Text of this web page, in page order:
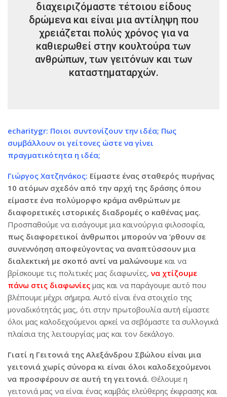
διαχειριζόμαστε τέτοιου είδους
δρώμενα και είναι μια αντίληψη που
χρειάζεται πολύς χρόνος για να
καθιερωθεί στην κουλτούρα των
ανθρώπων, των γειτόνων και των
καταστηματαρχών.
echaritygr: Ποιοι συντονίζουν την ιδέα; Πως
συμβάλλουν οι γείτονες ώστε να γίνει
πραγματικότητα η ιδέα;
Γιώργος Χατζηνάκος: Είμαστε ένας σταθερός πυρήνας
10 ατόμων σχεδόν από την αρχή της δράσης όπου
είμαστε ένα πολύμορφο κράμα ανθρώπων με
διαφορετικές ιστορικές διαδρομές ο καθένας μας.
Προσπαθούμε να εισάγουμε μια καινούργια φιλοσοφία,
πως διαφορετικοί άνθρωποι μπορούν να ‘ρθουν σε
συνεννόηση αποφεύγοντας να αναπτύσσουν μια
διαλεκτική με σκοπό αντί να μαλώνουμε και να
βρίσκουμε τις πολιτικές μας διαφωνίες, να χτίζουμε
πάνω στις διαφωνίες μας και να παράγουμε αυτό που
βλέπουμε μέχρι σήμερα. Αυτό είναι ένα στοιχείο της
μοναδικότητάς μας, ότι στην πρωτοβουλία αυτή είμαστε
όλοι μας καλοδεχούμενοι αρκεί να σεβόμαστε τα συλλογικά
πλαίσια της λειτουργίας μας και τον δεκάλογο.
Γιατί η Γειτονιά της Αλεξάνδρου Σβώλου είναι μια
γειτονιά χωρίς σύνορα κι είναι όλοι καλοδεχούμενοι
να προσφέρουν σε αυτή τη γειτονιά. Θέλουμε η
γειτονιά μας να είναι ένας καμβάς ελεύθερης έκφρασης και